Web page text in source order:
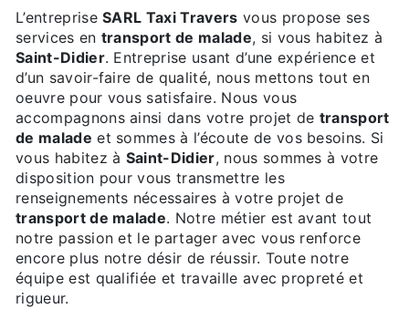
L’entrepriseSARL Taxi Travers vous propose ses
services en transport de malade, si vous habitez à
Saint-Didier. Entreprise usant d’une expérience et
d’un savoir-faire de qualité, nous mettons tout en
oeuvre pour vous satisfaire. Nous vous
accompagnons ainsi dans votre projet de transport
de malade et sommes à l’écoute de vos besoins. Si
vous habitez à Saint-Didier, nous sommes à votre
disposition pour vous transmettre les
renseignements nécessaires à votre projet de
transport de malade. Notre métier est avant tout
notre passion et le partager avec vous renforce
encore plus notre désir de réussir. Toute notre
équipe est qualifiée et travaille avec propreté et
rigueur.